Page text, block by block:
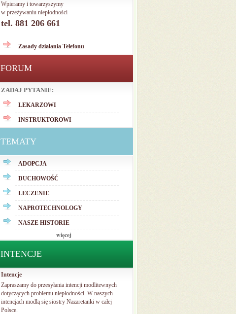
Wpieramy i towarzyszymy
w przeżywaniu niepłodności
tel. 881 206 661
Zasady działania Telefonu
FORUM
ZADAJ PYTANIE:
LEKARZOWI
INSTRUKTOROWI
TEMATY
ADOPCJA
DUCHOWOŚĆ
LECZENIE
NAPROTECHNOLOGY
NASZE HISTORIE
więcej
INTENCJE
Intencje
Zapraszamy do przesyłania intencji modlitewnych
dotyczących problemu niepłodności. W naszych
intencjach modlą się siostry Nazaretanki w całej
Polsce.